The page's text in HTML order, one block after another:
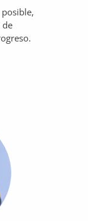
de